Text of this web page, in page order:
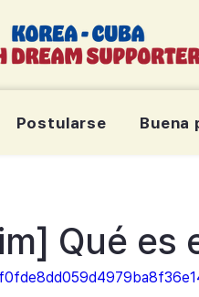
Postularse Buena
Qué es